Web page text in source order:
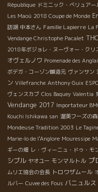
République ドミニック・べリュアー
Les Maoù 2018 Coupe de Monde
訪湖 中本さん Famille Lapierre La
Vendange Christophe Pacalet
2018年ボジョレ・ヌーヴォー・クリ
オヴェルノワ Promenade des
ボデガ・コーゾン醸造元 ヴァンサン
ン Villefranche Anthony Guix
ヴェンスカブ Clos Baquey Valentia
Vendange 2017 Importateur
Kouchi Ishikawa san 渥美フーズの
Mondeuse Tradition 2003 Le
Marie-lo de l'Anglore Mouressipe
ギーの畑 レ・ヴィーニュ・ドゥ・モ
シブル ヤオユー モンマルトル プ
ムリエ協会の会長 トロワザムール
ルバー Cuvee des Fous バニュルス